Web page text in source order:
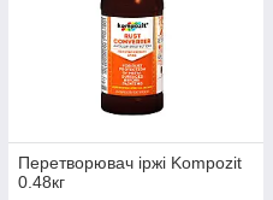
Перетворювач іржі Kompozit
0.48кг